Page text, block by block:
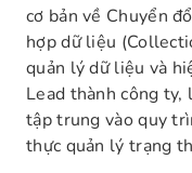
cơ bản về Chuyển
hợp dữ liệu
quản lý dữ liệu và
Lead thành công ty,
tập trung vào quy
thực quản lý trạng